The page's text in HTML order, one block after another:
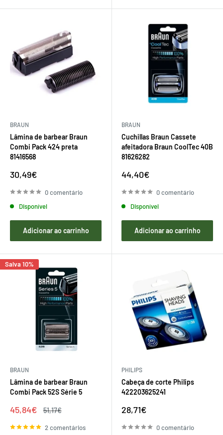
BRAUN
Lâmina de barbear Braun
Combi Pack 424 preta
81416568
Preço
venda
30,49€
0 comentário
Disponível
Adicionar ao carrinho
BRAUN
Cuchillas Braun Cassete
afeitadora Braun CoolTec 40B
81626282
Preço
venda
44,40€
0 comentário
Disponível
Adicionar ao carrinho
Salva 10%
BRAUN
Lâmina de barbear Braun
Combi Pack 52S Série 5
Preço
venda
45,84€
Preço
51,17€
2 comentários
PHILIPS
Cabeça de corte Philips
422203625241
Preço
venda
28,71€
0 comentário